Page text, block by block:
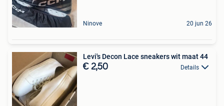
Ninove 20 jun 26
Levi's Decon Lace sneakers wit maat 44
€ 2,50 Details